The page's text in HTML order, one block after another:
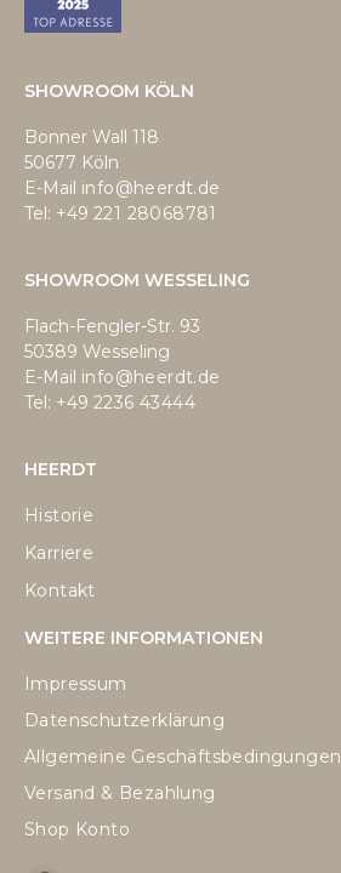
SHOWROOM KÖLN
Bonner Wall 118
50677 Köln
E-Mail info@heerdt.de
Tel: +49 221 28068781
SHOWROOM WESSELING
Flach-Fengler-Str. 93
50389 Wesseling
E-Mail info@heerdt.de
Tel: +49 2236 43444
HEERDT
Historie
Karriere
Kontakt
WEITERE INFORMATIONEN
Impressum
Datenschutzerklärung
Allgemeine Geschäftsbedingungen
Versand & Bezahlung
Shop Konto